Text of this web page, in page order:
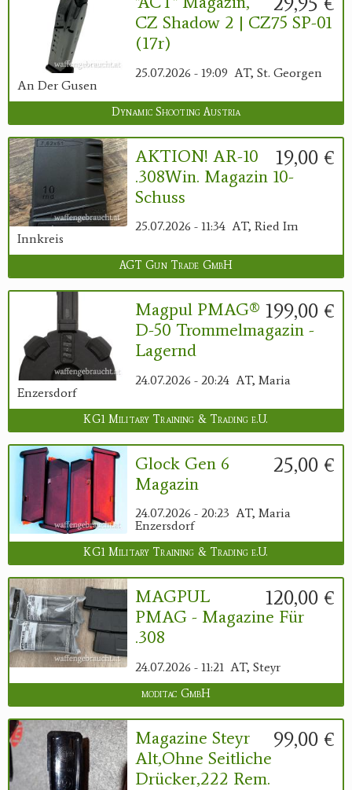
CZ Shadow 2 | CZ75 SP-01
(17r)
25.07.2026 - 19:09 AT, St. Georgen
An Der Gusen
Dynamic Shooting Austria
19,00 €
AKTION! AR-10
.308Win. Magazin 10-
Schuss
25.07.2026 - 11:34 AT, Ried Im
Innkreis
AGT Gun Trade GmbH
199,00 €
Magpul PMAG®
D-50 Trommelmagazin -
Lagernd
24.07.2026 - 20:24 AT, Maria
Enzersdorf
KG1 Military Training & Trading e.U.
25,00 €
Glock Gen 6
Magazin
24.07.2026 - 20:23 AT, Maria
Enzersdorf
KG1 Military Training & Trading e.U.
120,00 €
MAGPUL
PMAG - Magazine Für
.308
24.07.2026 - 11:21 AT, Steyr
moditac GmbH
99,00 €
Magazine Steyr
Alt,ohne Seitliche
Drücker,222 Rem.